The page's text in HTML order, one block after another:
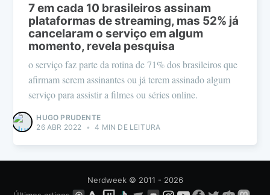
7 em cada 10 brasileiros assinam
plataformas de streaming, mas 52% já
cancelaram o serviço em algum
momento, revela pesquisa
o serviço faz parte da rotina de 71% dos brasileiros que
afirmam serem assinantes ou já terem assinado algum
serviço para assistir a filmes ou séries online.
HUGO PRUDENTE
26 ABR 2022 • 4 MIN DE LEITURA
Nerdweek© 2011 - 2026